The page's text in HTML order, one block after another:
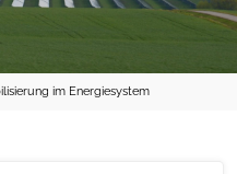
im Energiesystem